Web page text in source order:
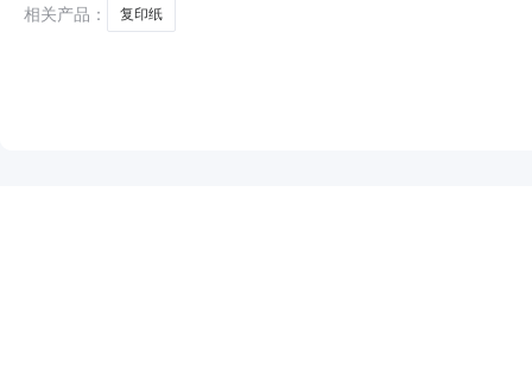
相关产品：
复印纸